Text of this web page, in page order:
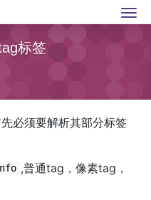
标签
必须要解析其部分标签
,普通tag，像素tag，